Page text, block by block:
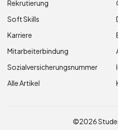
Rekrutierung
Soft Skills
Karriere
Mitarbeiterbindung
Sozialversicherungsnummer
Alle Artikel
©2026